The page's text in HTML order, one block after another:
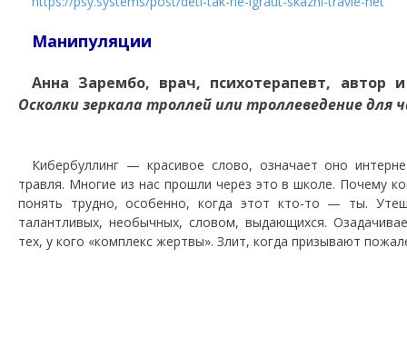
Манипуляции
Анна Зарембо, врач, психотерапевт, автор
Осколки зеркала троллей или троллеведение для
Кибербуллинг — красивое слово, означает оно
травля. Многие из нас прошли через это в школе. Почему
понять трудно, особенно, когда этот кто-то — ты.
талантливых, необычных, словом, выдающихся.
тех, у кого «комплекс жертвы». Злит, когда призывают